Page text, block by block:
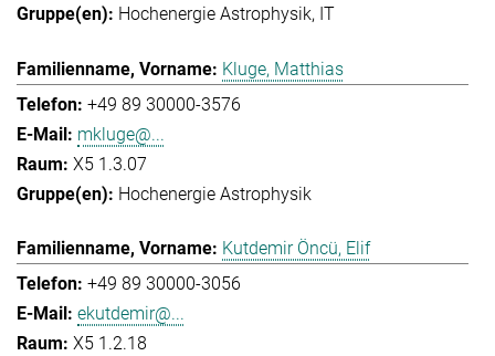
Hochenergie Astrophysik IT
Kluge, Matthias
+49 89 30000-3576
mkluge@...
X5 1.3.07
Hochenergie Astrophysik
Kutdemir Öncü, Elif
+49 89 30000-3056
ekutdemir@...
X5 1.2.18